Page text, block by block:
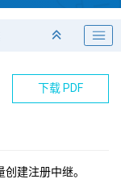
下载 PDF
建注册中继。